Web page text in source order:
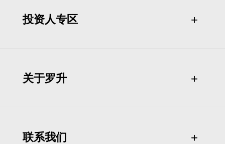
投资人专区 ＋
＋
关于罗升 ＋
＋
联系我们 ＋
＋